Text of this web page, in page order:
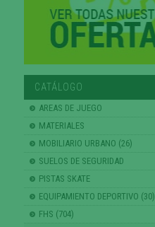
CATÁLOGO
AREAS DE JUEGO
MATERIALES
MOBILIARIO URBANO (26)
SUELOS DE SEGURIDAD
PISTAS SKATE
EQUIPAMIENTO DEPORTIVO (30)
FHS (704)